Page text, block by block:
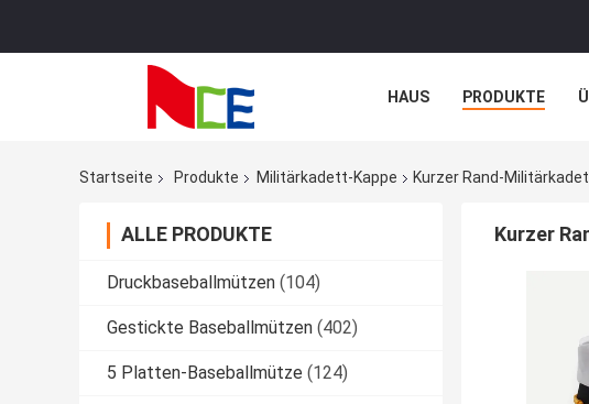
HAUS PRODUKTE
Startseite
Produkte Militärkadett-Kappe Kurzer Rand-
ALLE PRODUKTE
Druckbaseballmützen (104)
Gestickte Baseballmützen (402)
5 Platten-Baseballmütze (124)
Kurzer